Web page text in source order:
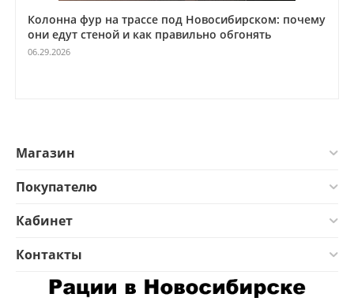
Колонна фур на трассе под Новосибирском: почему
они едут стеной и как правильно обгонять
06.29.2026
Магазин
Покупателю
Кабинет
Контакты